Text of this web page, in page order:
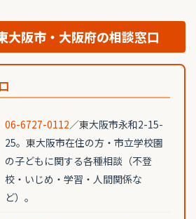
大阪市・大阪府の相談窓口
06-6727-0112／東大阪市永和2-15-
25。東大阪市在住の方・市立学校園
の子どもに関する各種相談（不登
校・いじめ・学習・人間関係な
ど）。